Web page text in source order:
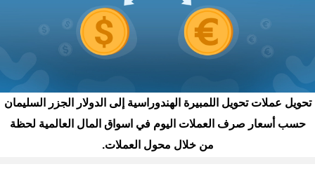
تحويل عملات تحويل اللمبيرة الهندوراسية إلى الدولار الجزر السليمان
حسب أسعار صرف العملات اليوم في اسواق المال العالمية لحظة
من خلال محول العملات.